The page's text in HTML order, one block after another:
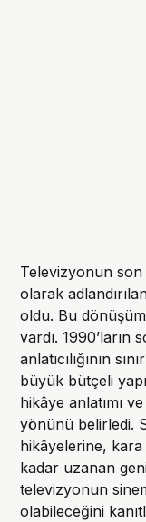
Televizyonun son
olarak
oldu. Bu
vardı. 1990’ların
anlatıcılığının
büyük bütçeli
hikâye anlatımı
yönünü belirledi.
hikâyelerine,
kadar uzanan
televizyonun
olabileceğini